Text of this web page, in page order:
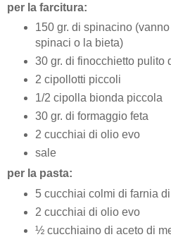
per la farcitura:
150 gr. di spinacino
spinaci o la bieta)
30 gr. di finocchietto pulito
2 cipollotti piccoli
1/2 cipolla bionda piccola
30 gr. di formaggio feta
2 cucchiai di olio evo
sale
per la pasta:
5 cucchiai colmi di farnia
2 cucchiai di olio evo
½ cucchiaino di aceto di